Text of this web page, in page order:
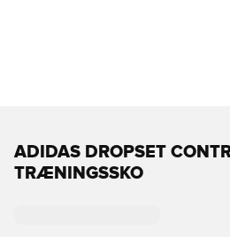
ADIDAS DROPSET
TRÆNINGSSKO